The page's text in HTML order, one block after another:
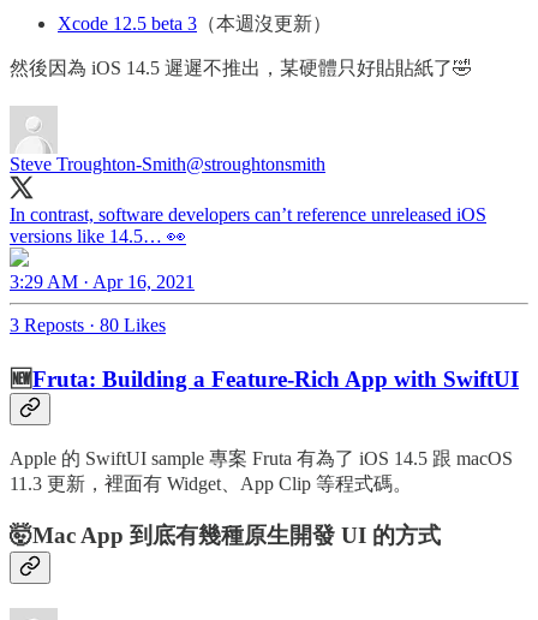
Xcode 12.5 beta 3 （本週沒更新）
然後因為 iOS 14.5 遲遲不推出，某硬體只好貼貼紙了🤣
Steve Troughton-Smith@stroughtonsmith
In contrast, software developers can’t reference unreleased iOS
versions like 14.5… 👀
3:29 AM · Apr 16, 2021
3 Reposts · 80 Likes
🆕Fruta: Building a Feature-Rich App with SwiftUI
Apple 的 SwiftUI sample 專案 Fruta 有為了 iOS 14.5 跟 macOS
11.3 更新，裡面有 Widget、App Clip 等程式碼。
🤯Mac App 到底有幾種原生開發 UI 的方式